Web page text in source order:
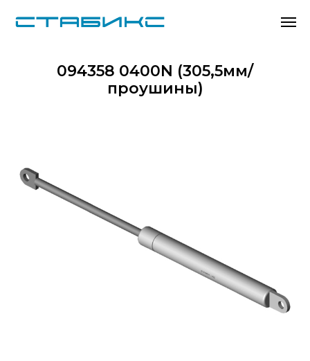
094358 0400N (305,5мм/
проушины)